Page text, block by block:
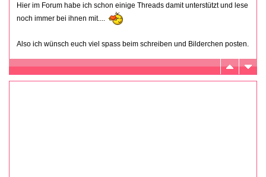
Hier im Forum habe ich schon einige Threads damit unterstützt und lese
noch immer bei ihnen mit....
Also ich wünsch euch viel spass beim schreiben und Bilderchen posten.